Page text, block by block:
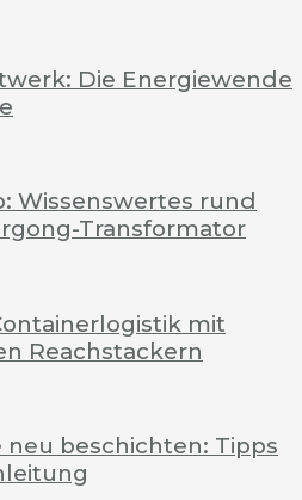
Die Energiewende
Wissenswertes rund
Transformator
mit
Reachstackern
beschichten: Tipps